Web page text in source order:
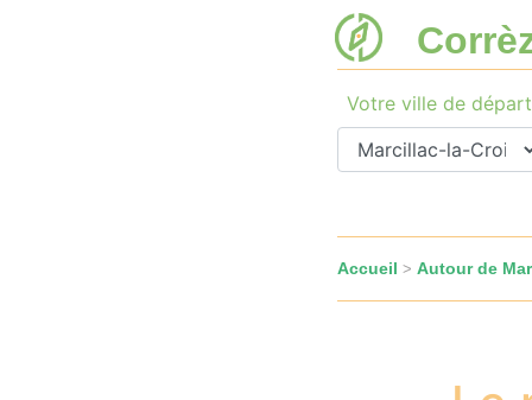
Votre ville de départ
Accueil > Autour de